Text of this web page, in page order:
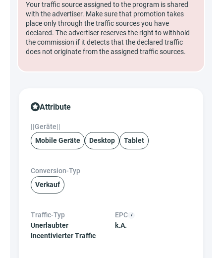
Your traffic source assigned to the program is shared
with the advertiser. Make sure that promotion takes
place only through the traffic sources you have
declared. The advertiser reserves the right to withhold
the commission if it detects that the declared traffic
does not originate from the assigned traffic sources.
Attribute
||Geräte||
Mobile Geräte
Desktop Tablet
Conversion-Typ
Verkauf
Traffic-Typ
Unerlaubter
Incentivierter Traffic
EPC
k.A.